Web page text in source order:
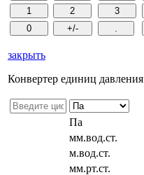
закрыть
Конвертер единиц давления
Па
мм.вод.ст.
м.вод.ст.
мм.рт.ст.